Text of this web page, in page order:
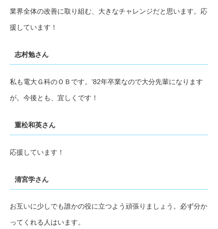
業界全体の改善に取り組む、大きなチャレンジだと思います。応
援しています！
志村勉さん
私も電大Ｇ科のＯＢです。’82年卒業なので大分先輩になります
が。今後とも、宜しくです！
重松和英さん
応援しています！
清宮学さん
お互いに少しでも誰かの役に立つよう頑張りましょう。必ず分か
ってくれる人はいます。